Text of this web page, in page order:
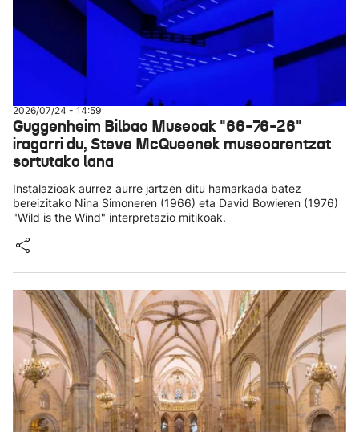
2026/07/24 - 14:59
Guggenheim Bilbao Museoak "66-76-26"
iragarri du, Steve McQueenek museoarentzat
sortutako lana
Instalazioak aurrez aurre jartzen ditu hamarkada batez
bereizitako Nina Simoneren (1966) eta David Bowieren (1976)
"Wild is the Wind" interpretazio mitikoak.